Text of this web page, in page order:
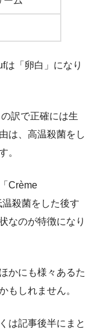
は「卵白」になり
訳で正確には生
は、高温殺菌をし
。
Crème
殺菌をした後す
なのが特徴になり
かにも様々あるた
もしれません。
は記事後半にまと